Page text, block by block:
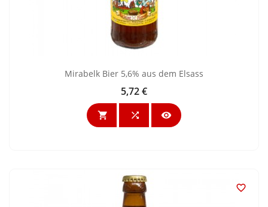
Mirabelk Bier 5,6% aus dem Elsass
Preis
5,72 €
  
